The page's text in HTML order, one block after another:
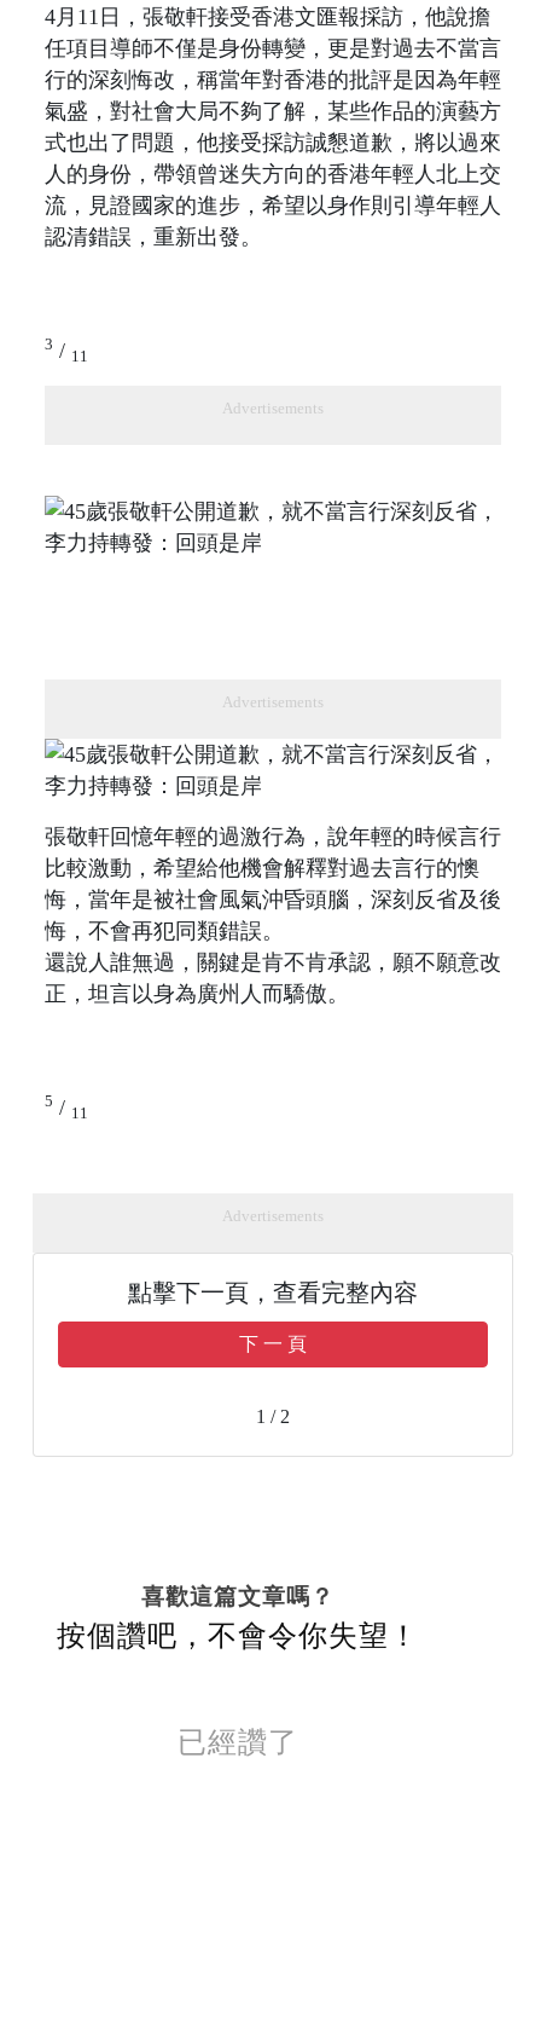
4月11日，張敬軒接受香港文匯報採訪，他說擔
任項目導師不僅是身份轉變，更是對過去不當言
行的深刻悔改，稱當年對香港的批評是因為年輕
氣盛，對社會大局不夠了解，某些作品的演藝方
式也出了問題，他接受採訪誠懇道歉，將以過來
人的身份，帶領曾迷失方向的香港年輕人北上交
流，見證國家的進步，希望以身作則引導年輕人
認清錯誤，重新出發。
3 / 11
Advertisements
Advertisements
張敬軒回憶年輕的過激行為，說年輕的時候言行
比較激動，希望給他機會解釋對過去言行的懊
悔，當年是被社會風氣沖昏頭腦，深刻反省及後
悔，不會再犯同類錯誤。
還說人誰無過，關鍵是肯不肯承認，願不願意改
正，坦言以身為廣州人而驕傲。
5 / 11
Advertisements
點擊下一頁，查看完整內容
下 一 頁
1 / 2
喜歡這篇文章嗎？
按個讚吧，不會令你失望！
已經讚了